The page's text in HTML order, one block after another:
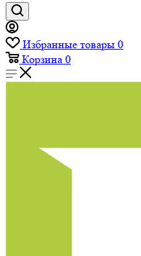
Избранные товары 0
Корзина 0